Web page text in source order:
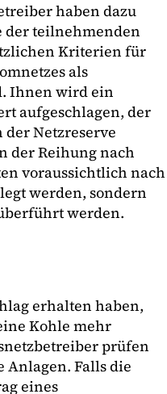
haben dazu
der teilnehmenden
Kriterien für
als
Ihnen wird ein
aufgeschlagen, der
Netzreserve
der Reihung nach
voraussichtlich nach
werden, sondern
werden.
erhalten haben,
Kohle mehr
prüfen
Anlagen. Falls die
eines